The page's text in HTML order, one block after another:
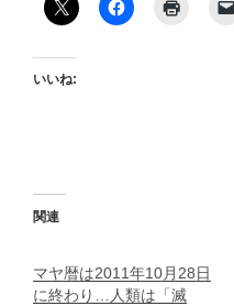
いいね:
関連
マヤ暦は2011年10月28日
に終わり…人類は「滅